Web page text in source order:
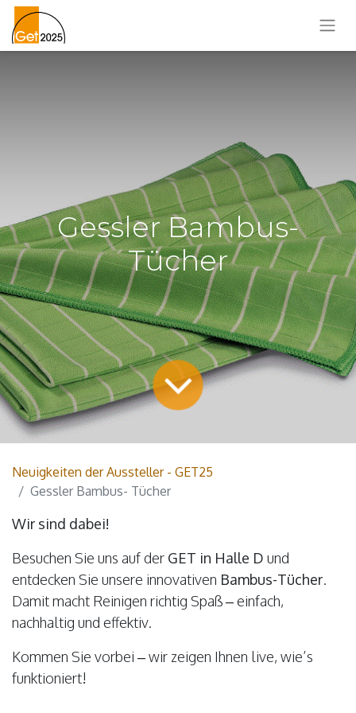
Gessler Bambus-
Tücher
Neuigkeiten der Aussteller - GET25
Gessler Bambus- Tücher
Wir sind dabei!
Besuchen Sie uns auf der GET in Halle D und
entdecken Sie unsere innovativen Bambus-Tücher.
Damit macht Reinigen richtig Spaß – einfach,
nachhaltig und effektiv.
Kommen Sie vorbei – wir zeigen Ihnen live, wie’s
funktioniert!